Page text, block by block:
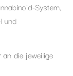
System,
und
die jeweilige